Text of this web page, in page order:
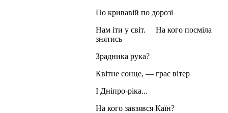
По кривавій по дорозі
Нам іти у світ. На кого посміла
знятись
Зрадника рука?
Квітне сонце, — грає вітер
І Дніпро-ріка...
На кого завзявся Каїн?